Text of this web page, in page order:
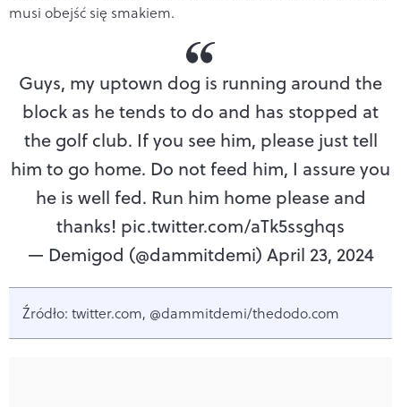
musi obejść się smakiem.
Guys, my uptown dog is running around the
block as he tends to do and has stopped at
the golf club. If you see him, please just tell
him to go home. Do not feed him, I assure you
he is well fed. Run him home please and
thanks! pic.twitter.com/aTk5ssghqs
— Demigod (@dammitdemi) April 23, 2024
Źródło: twitter.com, @dammitdemi/thedodo.com